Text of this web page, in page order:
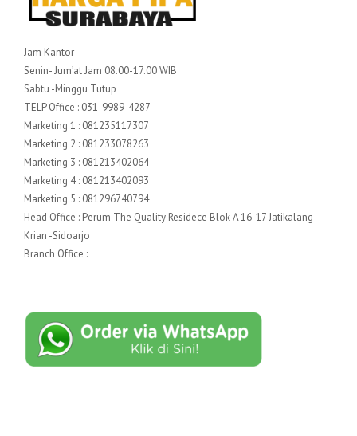
Jam Kantor
Senin- Jum’at Jam 08.00-17.00 WIB
Sabtu -Minggu Tutup
TELP Office : 031-9989-4287
Marketing 1 : 081235117307
Marketing 2 : 081233078263
Marketing 3 : 081213402064
Marketing 4 : 081213402093
Marketing 5 : 081296740794
Head Office : Perum The Quality Residece Blok A 16-17 Jatikalang
Krian -Sidoarjo
Branch Office :